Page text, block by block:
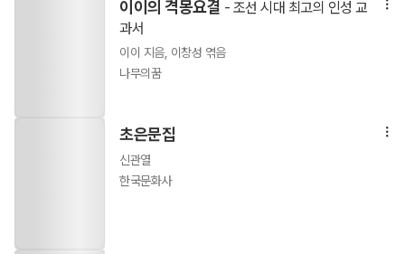
이이의 격몽요결 - 조선 시대 최고의 인성 교
과서
이이 지음, 이창성 엮음
나무의꿈
초은문집
신관열
한국문화사